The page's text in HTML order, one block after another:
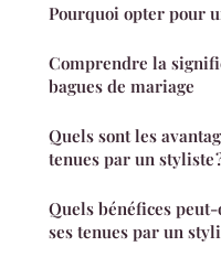
Pourquoi opter pour
Comprendre la
bagues de mariage
Quels sont les
tenues par un styliste
Quels bénéfices
ses tenues par un